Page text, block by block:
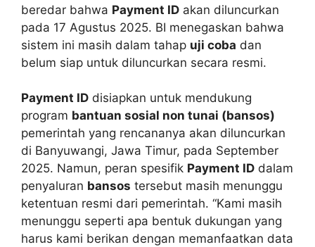
beredar bahwa Payment ID akan diluncurkan
pada 17 Agustus 2025. BI menegaskan bahwa
sistem ini masih dalam tahap uji coba dan
belum siap untuk diluncurkan secara resmi.
Payment ID disiapkan untuk mendukung
program bantuan sosial non tunai (bansos)
pemerintah yang rencananya akan diluncurkan
di Banyuwangi, Jawa Timur, pada September
2025. Namun, peran spesifik Payment ID dalam
penyaluran bansos tersebut masih menunggu
ketentuan resmi dari pemerintah. “Kami masih
menunggu seperti apa bentuk dukungan yang
harus kami berikan dengan memanfaatkan data